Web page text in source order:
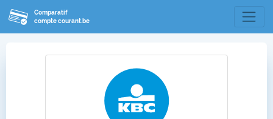
Comparatif
compte courant.be